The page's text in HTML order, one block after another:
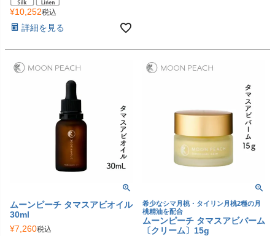
¥10,252税込
詳細を見る
ムーンピーチ タマスアビオイル
30ml
¥7,260税込
希少なシマ月桃・タイリン月桃2種の月
桃精油を配合
ムーンピーチ タマスアビバーム
〔クリーム〕15g